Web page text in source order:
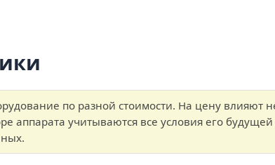
по разной стоимости. На цену влияют
аппарата учитываются все условия его